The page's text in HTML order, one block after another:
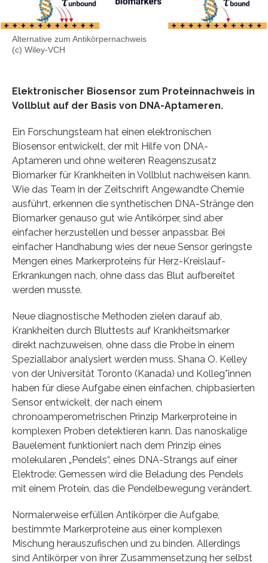
Alternative zum Antikörpernachweis
(c) Wiley-VCH
Elektronischer Biosensor zum Proteinnachweis in
Vollblut auf der Basis von DNA-Aptameren.
Ein Forschungsteam hat einen elektronischen
Biosensor entwickelt, der mit Hilfe von DNA-
Aptameren und ohne weiteren Reagenszusatz
Biomarker für Krankheiten in Vollblut nachweisen kann.
Wie das Team in der Zeitschrift Angewandte Chemie
ausführt, erkennen die synthetischen DNA-Stränge den
Biomarker genauso gut wie Antikörper, sind aber
einfacher herzustellen und besser anpassbar. Bei
einfacher Handhabung wies der neue Sensor geringste
Mengen eines Markerproteins für Herz-Kreislauf-
Erkrankungen nach, ohne dass das Blut aufbereitet
werden musste.
Neue diagnostische Methoden zielen darauf ab,
Krankheiten durch Bluttests auf Krankheitsmarker
direkt nachzuweisen, ohne dass die Probe in einem
Speziallabor analysiert werden muss. Shana O. Kelley
von der Universität Toronto (Kanada) und Kolleg*innen
haben für diese Aufgabe einen einfachen, chipbasierten
Sensor entwickelt, der nach einem
chronoamperometrischen Prinzip Markerproteine in
komplexen Proben detektieren kann. Das nanoskalige
Bauelement funktioniert nach dem Prinzip eines
molekularen „Pendels“, eines DNA-Strangs auf einer
Elektrode: Gemessen wird die Beladung des Pendels
mit einem Protein, das die Pendelbewegung verändert.
Normalerweise erfüllen Antikörper die Aufgabe,
bestimmte Markerproteine aus einer komplexen
Mischung herauszufischen und zu binden. Allerdings
sind Antikörper von ihrer Zusammensetzung her selbst